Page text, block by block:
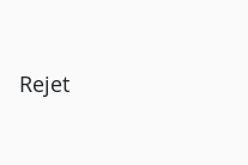
Rejet